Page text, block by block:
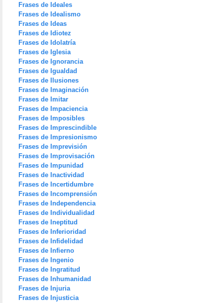
Frases de Ideales
Frases de Idealismo
Frases de Ideas
Frases de Idiotez
Frases de Idolatría
Frases de Iglesia
Frases de Ignorancia
Frases de Igualdad
Frases de Ilusiones
Frases de Imaginación
Frases de Imitar
Frases de Impaciencia
Frases de Imposibles
Frases de Imprescindible
Frases de Impresionismo
Frases de Imprevisión
Frases de Improvisación
Frases de Impunidad
Frases de Inactividad
Frases de Incertidumbre
Frases de Incomprensión
Frases de Independencia
Frases de Individualidad
Frases de Ineptitud
Frases de Inferioridad
Frases de Infidelidad
Frases de Infierno
Frases de Ingenio
Frases de Ingratitud
Frases de Inhumanidad
Frases de Injuria
Frases de Injusticia